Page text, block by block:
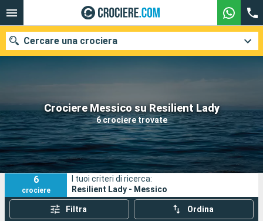
Crociere Messico su Resilient Lady
6 crociere trovate
Cercare una crociera
Le nostre destinazioni
Mesi di partenza
Porti Compagnie
Ricerca
6
crociere
I tuoi criteri di ricerca:
Resilient Lady - Messico
Filtra Ordina